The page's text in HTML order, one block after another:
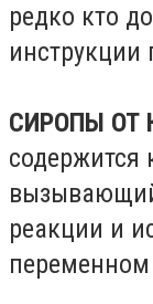
редко кто
СИРОПЫ ОТ
содержится
реакции и